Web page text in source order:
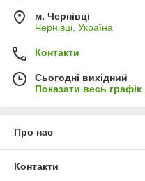
м. Чернівці
Чернівці, Україна
Контакти
Сьогодні вихідний
Показати весь
Про нас
Контакти